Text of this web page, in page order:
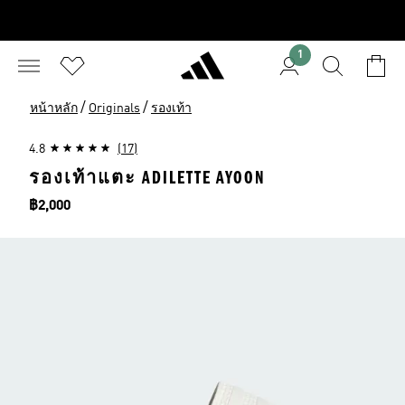
1
หน้าหลัก / Originals / รองเท้า
4.8 (17)
รองเท้าแตะ ADILETTE AYOON
ราคา
฿2,000